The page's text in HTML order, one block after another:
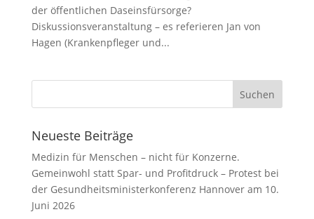
der öffentlichen Daseinsfürsorge?
Diskussionsveranstaltung – es referieren Jan von
Hagen (Krankenpfleger und...
Neueste Beiträge
Medizin für Menschen – nicht für Konzerne.
Gemeinwohl statt Spar- und Profitdruck – Protest bei
der Gesundheitsministerkonferenz Hannover am 10.
Juni 2026